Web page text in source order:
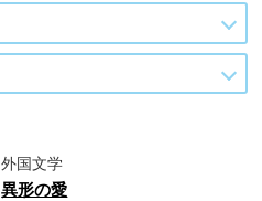
外国文学
異形の愛